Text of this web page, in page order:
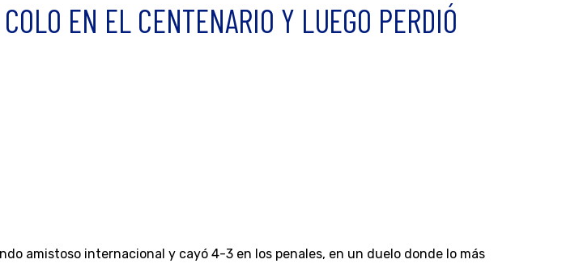
EN EL CENTENARIO Y LUEGO PERDIÓ
amistoso internacional y cayó 4-3 en los penales, en un duelo donde lo más